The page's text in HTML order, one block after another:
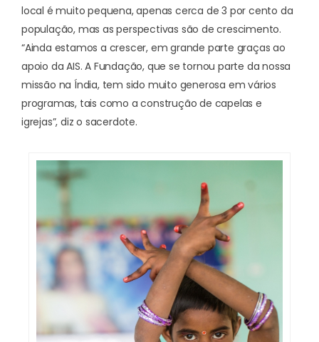
local é muito pequena, apenas cerca de 3 por cento da
população, mas as perspectivas são de crescimento.
“Ainda estamos a crescer, em grande parte graças ao
apoio da AIS. A Fundação, que se tornou parte da nossa
missão na Índia, tem sido muito generosa em vários
programas, tais como a construção de capelas e
igrejas”, diz o sacerdote.